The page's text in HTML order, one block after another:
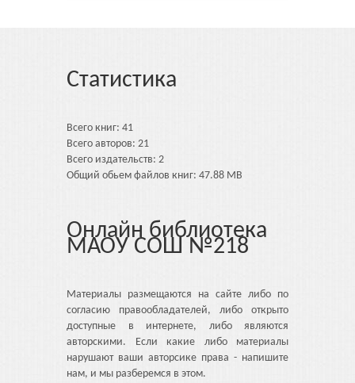
Статистика
Всего книг: 41
Всего авторов: 21
Всего издательств: 2
Общий обьем файлов книг: 47.88 MB
Онлайн библиотека
МАОУ СОШ №218
Материалы размещаются на сайте либо по
согласию правообладателей, либо открыто
доступные в интернете, либо являются
авторскими. Если какие либо материалы
нарушают ваши авторсике права - напишите
нам, и мы разберемся в этом.